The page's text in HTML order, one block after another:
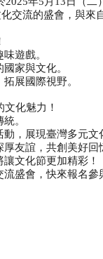
交流的盛會， 與來
遊戲。
家與文化。
展國際視野。
化魅力！
。
動 ，展現臺灣多元文
友誼，共創美好回
文化節更加精彩！
流盛會，快來報名